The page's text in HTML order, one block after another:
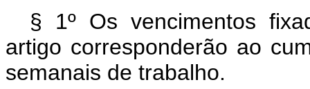
§ 1º Os vencimentos
artigo corresponderão ao
semanais de trabalho.